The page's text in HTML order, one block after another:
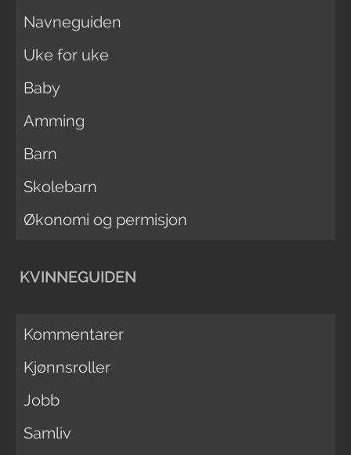
Navneguiden
Uke for uke
Baby
Amming
Barn
Skolebarn
Økonomi og permisjon
KVINNEGUIDEN
Kommentarer
Kjønnsroller
Jobb
Samliv